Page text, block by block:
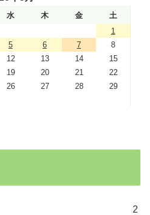
水 木 金
土
1
5 6 7
8
12 13 14
15
19 20 21
22
26 27 28
29
2